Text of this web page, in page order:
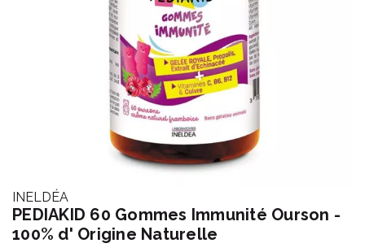
INELDÉA
PEDIAKID 60 Gommes Immunité Ourson -
100% d' Origine Naturelle